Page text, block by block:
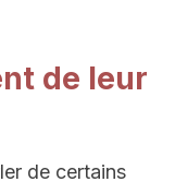
de leur
de certains